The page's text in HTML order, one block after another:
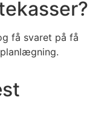
få svaret på få